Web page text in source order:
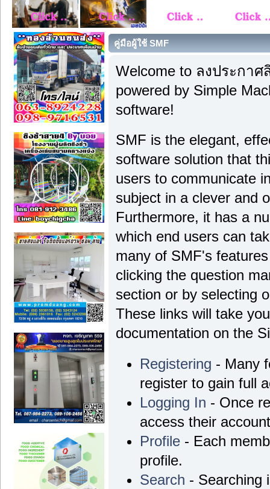
คู่มือผู้ใช้ SMF
Welcome to ลงประกา
powered by Simple
software!
SMF is the elegant,
software solution that
users to communicate
subject in a clever and
Furthermore, it has a
which end users can
many of SMF's
clicking the question
section or by selecting
These links will take
documentation on the
Registering - Many
register to gain full
Logging In - Once
access their
Profile - Each
profile.
Search - Searching